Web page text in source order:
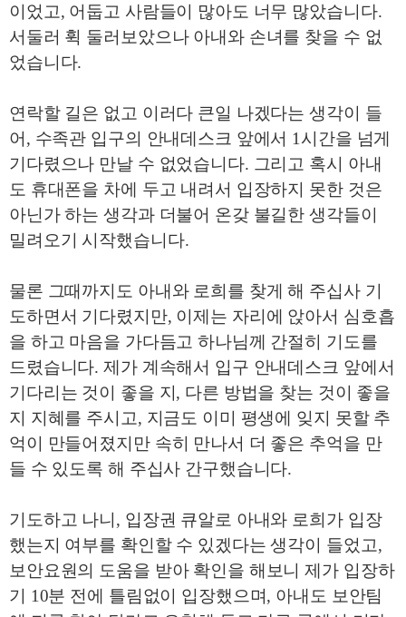
이었고, 어둡고 사람들이 많아도 너무 많았습니다.
서둘러 휙 둘러보았으나 아내와 손녀를 찾을 수 없
었습니다.
연락할 길은 없고 이러다 큰일 나겠다는 생각이 들
어 , 수족관 입구의 안내데스크 앞에서 1 시간을 넘게
기다렸으나 만날 수 없었습니다. 그리고 혹시 아내
도 휴대폰을 차에 두고 내려서 입장하지 못한 것은
아닌가 하는 생각과 더불어 온갖 불길한 생각들이
밀려오기 시작했습니다.
물론 그때까지도 아내와 로희를 찾게 해 주십사 기
도하면서 기다렸지만, 이제는 자리에 앉아서 심호흡
을 하고 마음을 가다듬고 하나님께 간절히 기도를
드렸습니다.제가 계속해서 입구 안내데스크 앞에서
기다리는 것이 좋을 지 , 다른 방법을 찾는 것이 좋을
지 지혜를 주시고, 지금도 이미 평생에 잊지 못할 추
억이 만들어졌지만 속히 만나서 더 좋은 추억을 만
들 수 있도록 해 주십사 간구했습니다.
기도하고 나니 , 입장권 큐알로 아내와 로희가 입장
했는지 여부를 확인할 수 있겠다는 생각이 들었고,
보안요원의 도움을 받아 확인을 해보니 제가 입장하
기 10분 전에 틀림없이 입장했으며, 아내도 보안팀